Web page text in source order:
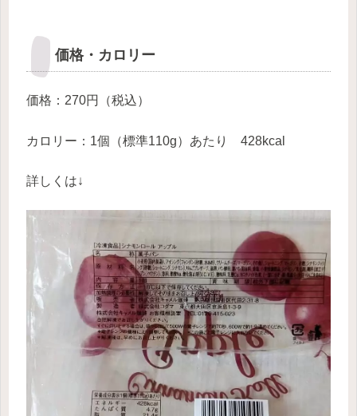
価格・カロリー
価格：270円（税込）
カロリー：1個（標準110g）あたり 428kcal
詳しくは↓